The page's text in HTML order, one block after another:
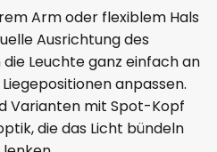
Arm oder flexiblem Hals
Ausrichtung des
die Leuchte ganz einfach an
anpassen.
Varianten mit Spot-Kopf
die das Licht bündeln